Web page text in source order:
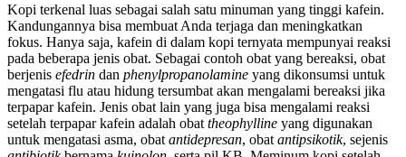
Kopi terkenal luas sebagai salah satu minuman yang tinggi kafein.
Kandungannya bisa membuat Anda terjaga dan meningkatkan
fokus. Hanya saja, kafein di dalam kopi ternyata mempunyai reaksi
pada beberapa jenis obat. Sebagai contoh obat yang bereaksi, obat
berjenis efedrin dan phenylpropanolamine yang dikonsumsi untuk
mengatasi flu atau hidung tersumbat akan mengalami bereaksi jika
terpapar kafein. Jenis obat lain yang juga bisa mengalami reaksi
setelah terpapar kafein adalah obat theophylline yang digunakan
untuk mengatasi asma, obat antidepresan, obat antipsikotik, sejenis